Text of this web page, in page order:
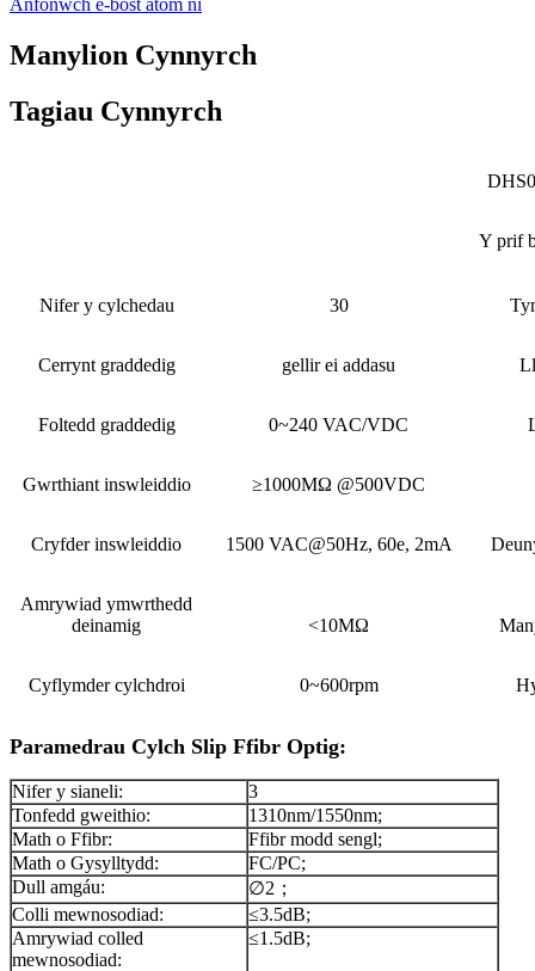
Anfonwch e-bost atom ni
Manylion Cynnyrch
Tagiau Cynnyrch
Y prif
Nifer y cylchedau 30
Cerrynt graddedig gellir ei addasu
Foltedd graddedig 0~240 VAC/VDC
Gwrthiant inswleiddio ≥1000MΩ @500VDC
Cryfder inswleiddio 1500 VAC@50Hz, 60e, 2mA
Amrywiad ymwrthedd
deinamig
<10MΩ
Cyflymder cylchdroi 0~600rpm
Paramedrau Cylch Slip Ffibr Optig:
Nifer y sianeli:
3
Tonfedd gweithio:
1310nm/1550nm;
Math o Ffibr:
Ffibr modd sengl;
Math o Gysylltydd:
FC/PC;
Dull amgáu:
∅2；
Colli mewnosodiad:
≤3.5dB;
Amrywiad colled
mewnosodiad:
≤1.5dB;